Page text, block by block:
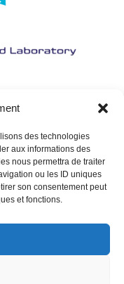
des technologies
aux informations des
nous permettra de traiter
ou les ID uniques
son consentement peut
et fonctions.